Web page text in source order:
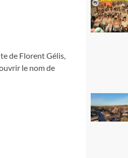
de Florent Gélis,
le nom de